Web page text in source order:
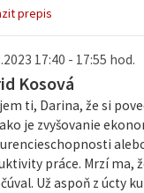
prepis
17:40 - 17:55 hod.
Kosová
ti, Darina, že si
je zvyšovanie
práce. Mrzí ma,
Už aspoň z úcty